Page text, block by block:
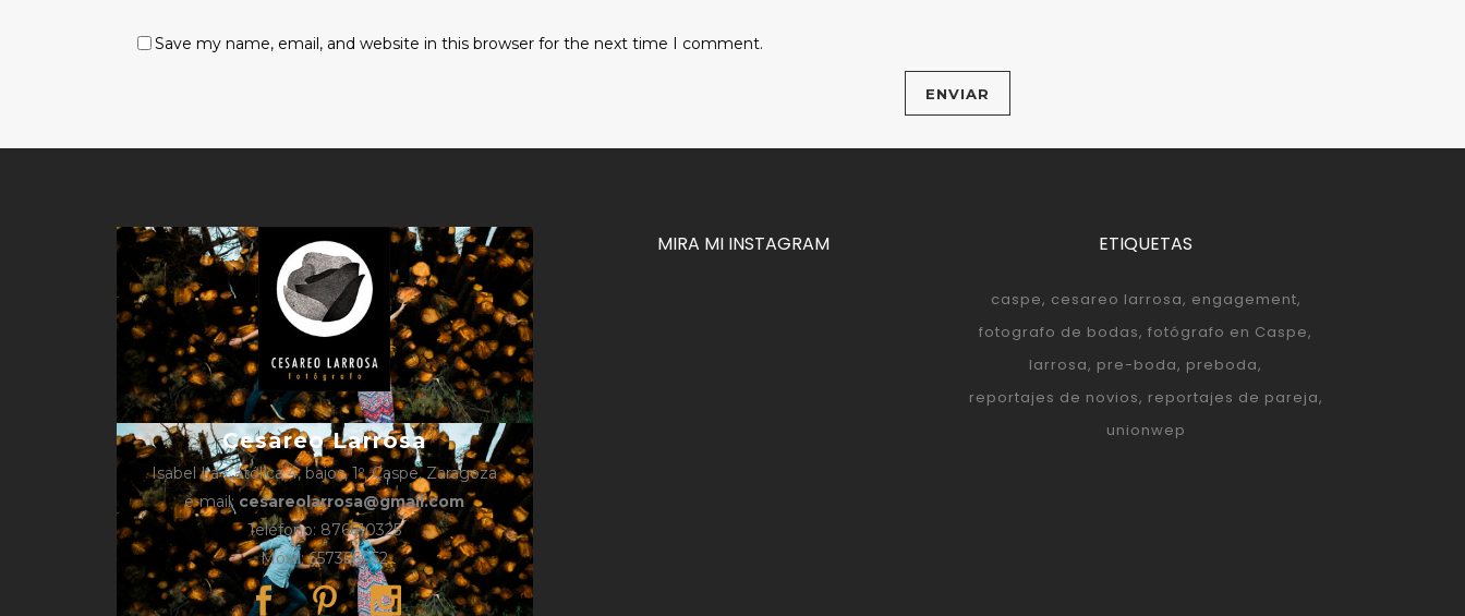
Save my name, email, and website in this browser for the next time I comment.
Cesareo Larrosa
Isabel La Católica 4, bajos, 1º, Caspe, Zaragoza
e-mail: cesareolarrosa@gmail.com
Teléfono: 876610325
Móvil: 657366052
MIRA MI INSTAGRAM ETIQUETAS
caspe cesareo larrosa engagement
fotografo de bodas fotógrafo en Caspe
larrosa pre-boda preboda
reportajes de novios reportajes de pareja
unionwep